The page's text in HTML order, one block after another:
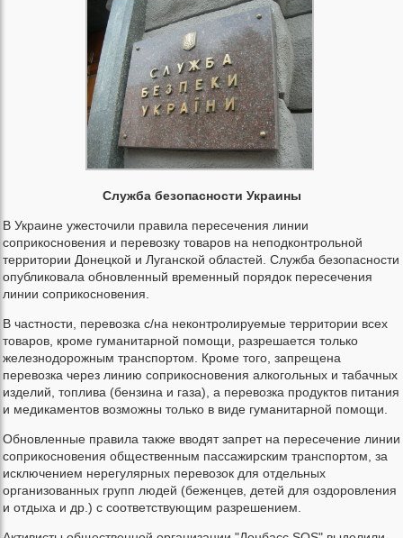
Служба безопасности Украины
В Украине ужесточили правила пересечения линии
соприкосновения и перевозку товаров на неподконтрольной
территории Донецкой и Луганской областей. Служба безопасности
опубликовала обновленный временный порядок пересечения
линии соприкосновения.
В частности, перевозка с/на неконтролируемые территории всех
товаров, кроме гуманитарной помощи, разрешается только
железнодорожным транспортом. Кроме того, запрещена
перевозка через линию соприкосновения алкогольных и табачных
изделий, топлива (бензина и газа), а перевозка продуктов питания
и медикаментов возможны только в виде гуманитарной помощи.
Обновленные правила также вводят запрет на пересечение линии
соприкосновения общественным пассажирским транспортом, за
исключением нерегулярных перевозок для отдельных
организованных групп людей (беженцев, детей для оздоровления
и отдыха и др.) с соответствующим разрешением.